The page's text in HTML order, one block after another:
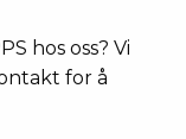
hos oss? Vi
for å